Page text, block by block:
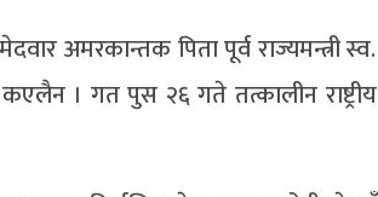
अमरकान्तक पिता पूर्व राज्यमन्त्री स्व.
कएलैन । गत पुस २६ गते तत्कालीन राष्ट्रीय